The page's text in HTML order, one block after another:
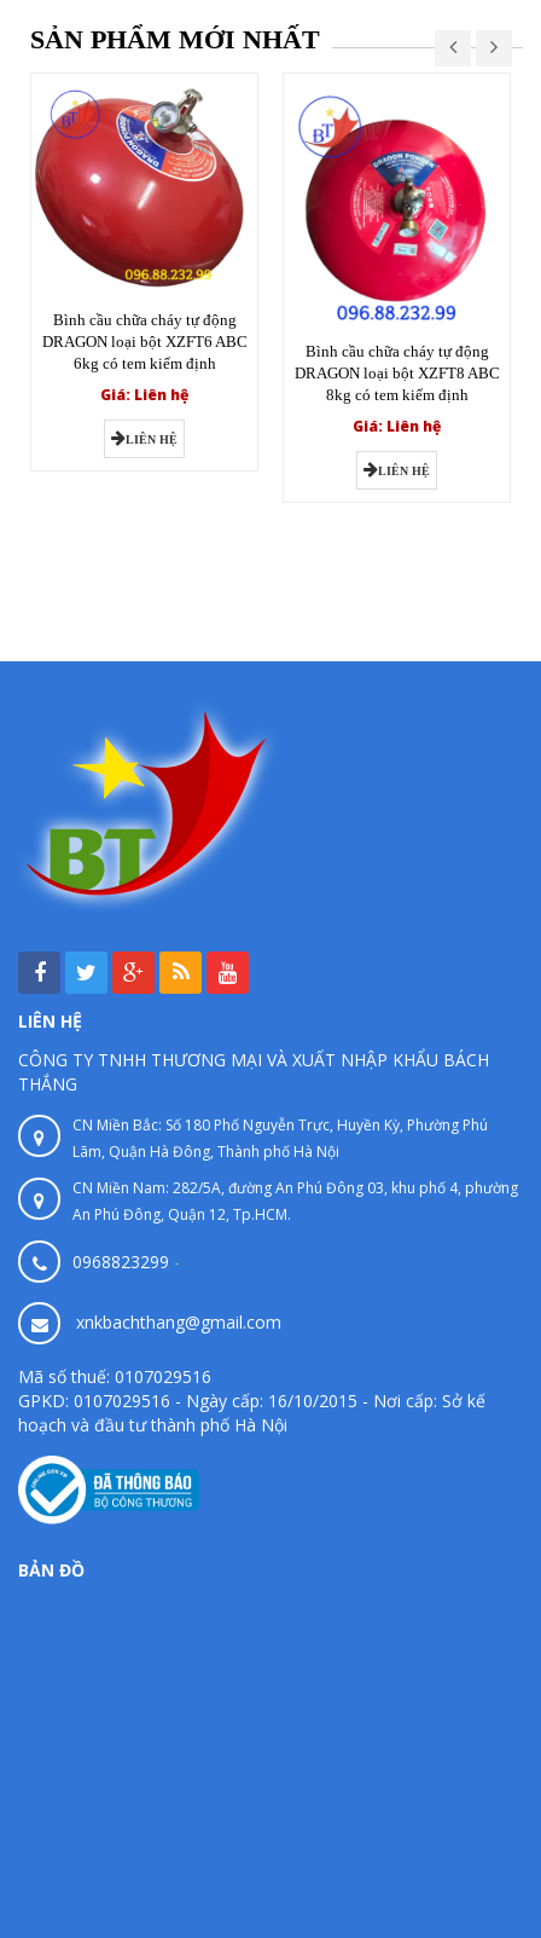
SẢN PHẨM MỚI NHẤT
Bình cầu chữa cháy tự động
DRAGON loại bột XZFT6 ABC
6kg có tem kiểm định
Giá: Liên hệ
LIÊN HỆ
Bình cầu chữa cháy tự động
DRAGON loại bột XZFT8 ABC
8kg có tem kiểm định
Giá: Liên hệ
LIÊN HỆ
LIÊN HỆ
CÔNG TY TNHH THƯƠNG MẠI VÀ XUẤT NHẬP KHẨU BÁCH
THẮNG
CN Miền Bắc: Số 180 Phố Nguyễn Trực, Huyền Kỳ, Phường Phú
Lãm, Quận Hà Đông, Thành phố Hà Nội
CN Miền Nam: 282/5A, đường An Phú Đông 03, khu phố 4, phường
An Phú Đông, Quận 12, Tp.HCM.
0968823299 -
xnkbachthang@gmail.com
Mã số thuế: 0107029516
GPKD: 0107029516 - Ngày cấp: 16/10/2015 - Nơi cấp: Sở kế
hoạch và đầu tư thành phố Hà Nội
BẢN ĐỒ